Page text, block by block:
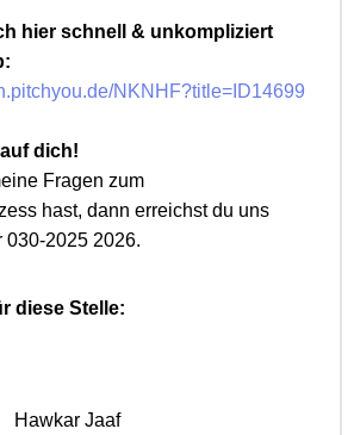
hier schnell & unkompliziert
NKNHF?title=ID14699
dich!
Fragen zum
hast, dann erreichst du uns
030-2025 2026.
diese Stelle:
Hawkar Jaaf